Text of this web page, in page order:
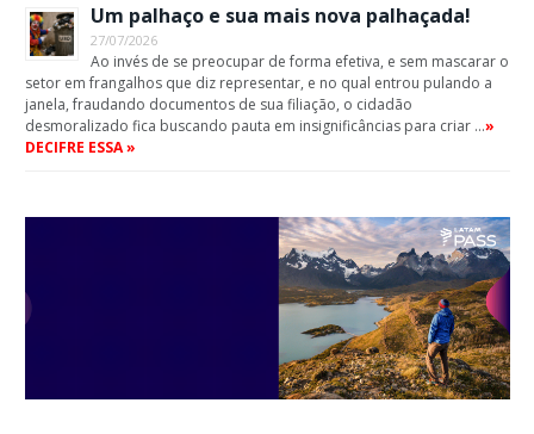
Um palhaço e sua mais nova palhaçada!
27/07/2026
Ao invés de se preocupar de forma efetiva, e sem mascarar o
setor em frangalhos que diz representar, e no qual entrou pulando a
janela, fraudando documentos de sua filiação, o cidadão
desmoralizado fica buscando pauta em insignificâncias para criar …»
DECIFRE ESSA »